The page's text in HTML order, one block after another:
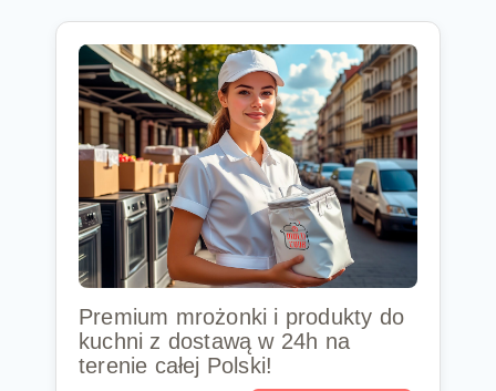
Premium mrożonki i produkty do
kuchni z dostawą w 24h na
terenie całej Polski!